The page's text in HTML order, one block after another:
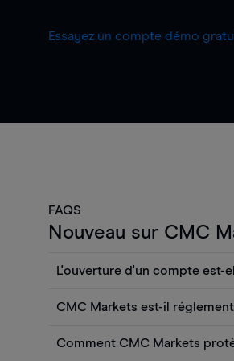
Essayez un compte démo
FAQS
Nouveau sur CMC
L'ouverture d'un compte est-
consulter les cours et utiliser
informations Reuters ou les
CMC Markets est-il
par l'autorité fédérale
Comment CMC Markets